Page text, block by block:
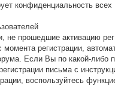
конфиденциальность
не прошедшие активацию
момента регистрации,
Если Вы по какой-либо
письма с
воспользуйтесь